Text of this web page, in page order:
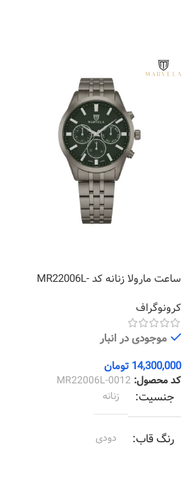
ساعت مارولا زنانه کد MR22006L-
کرونوگراف
موجودی در انبار
14,300,000 تومان
کد محصول:MR22006L-0012
جنسیت زنانه
رنگ قاب دودی